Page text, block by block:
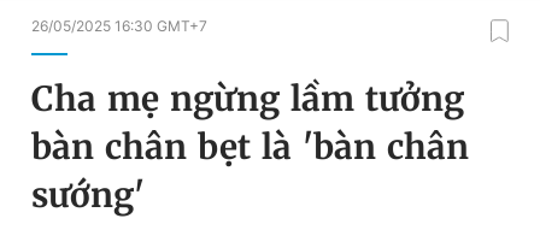
Chuyên mục
Chuyên mục khác
Đổi mật khẩu
Tin đã lưu
Tin đã xem
26/05/2025 16:30 GMT+7
Cha mẹ ngừng lầm tưởng
bàn chân bẹt là 'bàn chân
sướng'